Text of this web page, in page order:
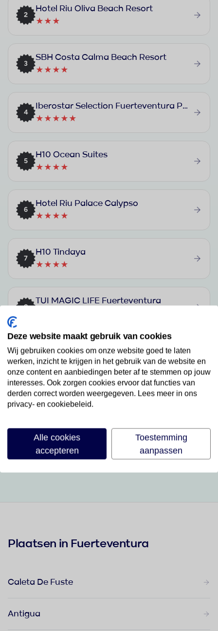
2
Hotel Riu Oliva Beach Resort
★★★
3
SBH Costa Calma Beach Resort
★★★★
4
Iberostar Selection Fuerteventura Palace
★★★★★
5
H10 Ocean Suites
★★★★
6
Hotel Riu Palace Calypso
★★★★
7
H10 Tindaya
★★★★
8
TUI MAGIC LIFE Fuerteventura
9
Secrets Bahía Real Resort & Spa
★★★★★
10
Hotel Riu Palace Jandía
Bekijk alle vakanties in Fuerteventura
Plaatsen in Fuerteventura
Caleta De Fuste
Antigua
Deze website maakt gebruik van cookies
Wij gebruiken cookies om onze website goed te laten
werken, inzicht te krijgen in het gebruik van de website en
onze content en aanbiedingen beter af te stemmen op jouw
interesses. Ook zorgen cookies ervoor dat functies van
derden correct worden weergegeven. Lees meer in ons
privacy- en cookiebeleid.
Alle cookies
accepteren
Toestemming
aanpassen